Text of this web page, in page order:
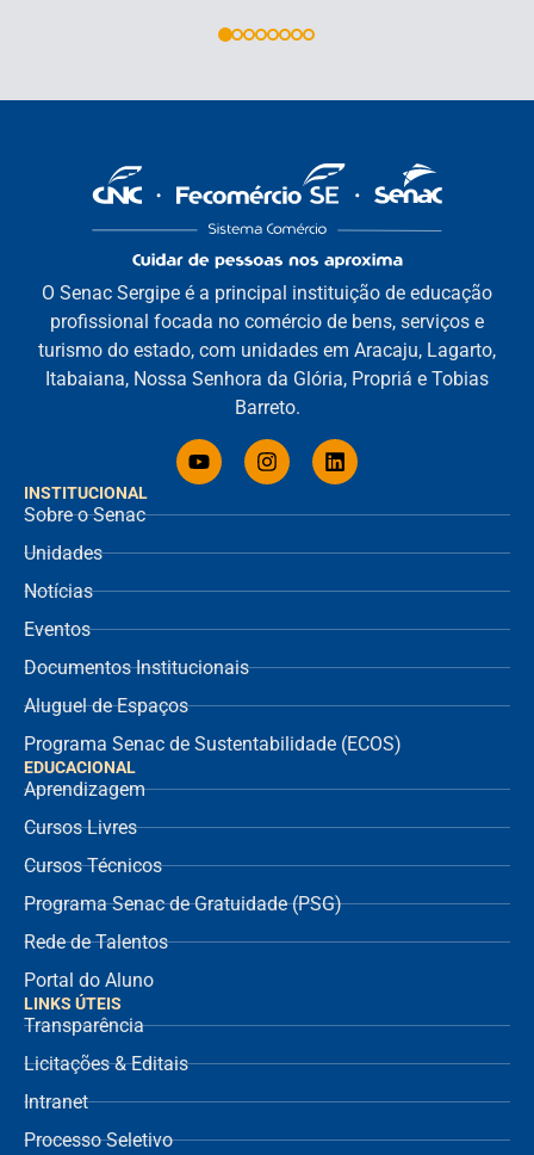
INSTITUCIONAL
Sobre o Senac
Unidades
Notícias
Eventos
Documentos Institucionais
Aluguel de Espaços
Programa Senac de Sustentabilidade (ECOS)
EDUCACIONAL
Aprendizagem
Cursos Livres
Cursos Técnicos
Programa Senac de Gratuidade (PSG)
Rede de Talentos
Portal do Aluno
O Senac Sergipe é a principal instituição de educação
profissional focada no comércio de bens, serviços e
turismo do estado, com unidades em Aracaju, Lagarto,
Itabaiana, Nossa Senhora da Glória, Propriá e Tobias
Barreto.
LINKS ÚTEIS
Transparência
Licitações & Editais
Intranet
Processo Seletivo